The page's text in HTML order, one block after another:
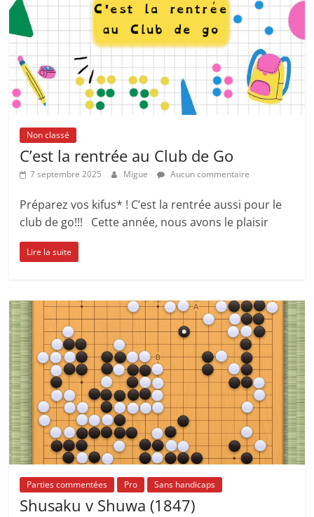
Non classé
C’est la rentrée au Club de Go
7 septembre 2025 Migue Aucun commentaire
Préparez vos kifus* ! C’est la rentrée aussi pour le
club de go!!! Cette année, nous avons le plaisir
Lire la suite
Parties commentées Pro Sans handicaps
Shusaku v Shuwa (1847)